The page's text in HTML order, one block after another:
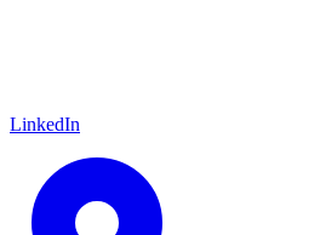
LinkedIn